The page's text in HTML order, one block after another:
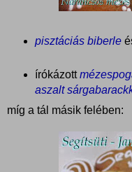
pisztáciás biberle
írókázott
aszalt
míg a tál másik felében: